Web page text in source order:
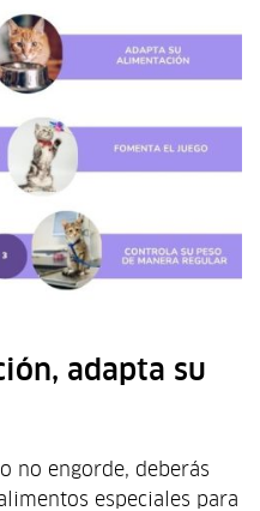
adapta su
no engorde, deberás
especiales para